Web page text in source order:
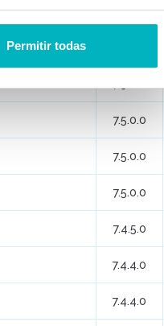
Permitir todas
7.5.0.0
7.5.0.0
7.5.0.0
7.5.0.0
7.4.5.0
7.4.4.0
7.4.4.0